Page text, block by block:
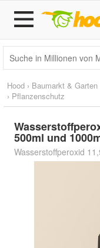
Hood › Baumarkt & Garten
› Pflanzenschutz
500ml und
Wasserstoffperoxid